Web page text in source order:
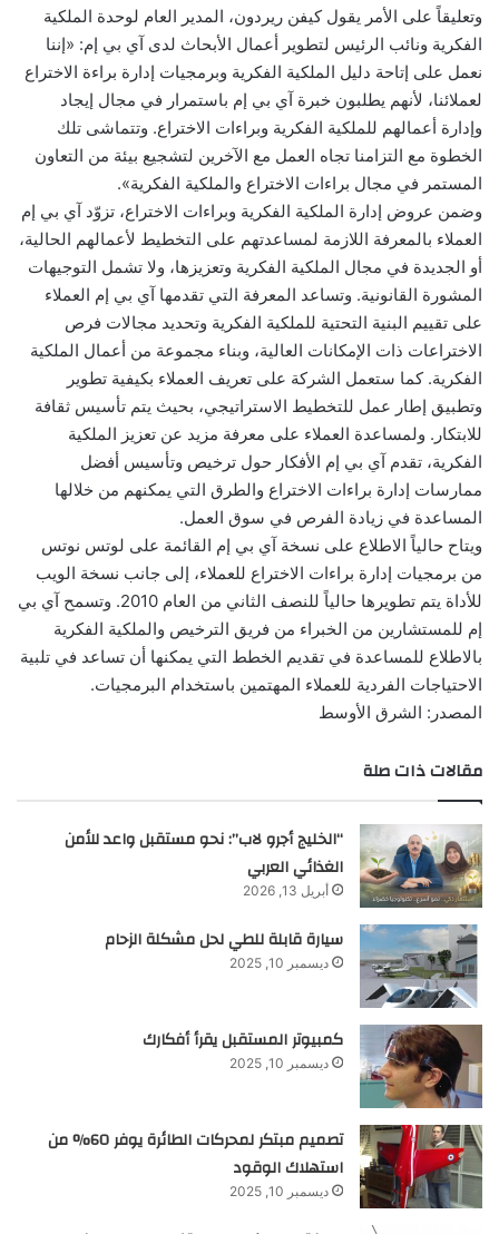
وتعليقاً على الأمر يقول كيفن ريردون، المدير العام لوحدة الملكية
الفكرية ونائب الرئيس لتطوير أعمال الأبحاث لدى آي بي إم: «إننا
نعمل على إتاحة دليل الملكية الفكرية وبرمجيات إدارة براءة الاختراع
لعملائنا، لأنهم يطلبون خبرة آي بي إم باستمرار في مجال إيجاد
وإدارة أعمالهم للملكية الفكرية وبراءات الاختراع. وتتماشى تلك
الخطوة مع التزامنا تجاه العمل مع الآخرين لتشجيع بيئة من التعاون
المستمر في مجال براءات الاختراع والملكية الفكرية».
وضمن عروض إدارة الملكية الفكرية وبراءات الاختراع، تزوّد آي بي إم
العملاء بالمعرفة اللازمة لمساعدتهم على التخطيط لأعمالهم الحالية،
أو الجديدة في مجال الملكية الفكرية وتعزيزها، ولا تشمل التوجيهات
المشورة القانونية. وتساعد المعرفة التي تقدمها آي بي إم العملاء
على تقييم البنية التحتية للملكية الفكرية وتحديد مجالات فرص
الاختراعات ذات الإمكانات العالية، وبناء مجموعة من أعمال الملكية
الفكرية. كما ستعمل الشركة على تعريف العملاء بكيفية تطوير
وتطبيق إطار عمل للتخطيط الاستراتيجي، بحيث يتم تأسيس ثقافة
للابتكار. ولمساعدة العملاء على معرفة مزيد عن تعزيز الملكية
الفكرية، تقدم آي بي إم الأفكار حول ترخيص وتأسيس أفضل
ممارسات إدارة براءات الاختراع والطرق التي يمكنهم من خلالها
المساعدة في زيادة الفرص في سوق العمل.
ويتاح حالياً الاطلاع على نسخة آي بي إم القائمة على لوتس نوتس
من برمجيات إدارة براءات الاختراع للعملاء، إلى جانب نسخة الويب
للأداة يتم تطويرها حالياً للنصف الثاني من العام 2010. وتسمح آي بي
إم للمستشارين من الخبراء من فريق الترخيص والملكية الفكرية
بالاطلاع للمساعدة في تقديم الخطط التي يمكنها أن تساعد في تلبية
الاحتياجات الفردية للعملاء المهتمين باستخدام البرمجيات.
المصدر: الشرق الأوسط
مقالات ذات صلة
“الخليج أجرو لاب”: نحو مستقبل واعد للأمن
الغذائي العربي
أبريل 13, 2026
سيارة قابلة للطي لحل مشكلة الزحام
ديسمبر 10, 2025
كمبيوتر المستقبل يقرأ أفكارك
ديسمبر 10, 2025
تصميم مبتكر لمحركات الطائرة يوفر 60% من
استهلاك الوقود
ديسمبر 10, 2025